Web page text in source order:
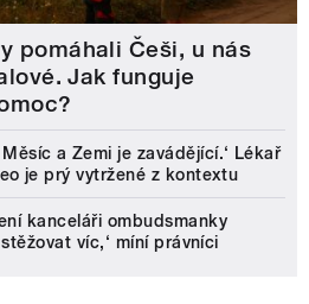
pomáhali Češi, u nás
Jak funguje
Měsíc a Zemi je zavádějící.‘ Lékař
je prý vytržené z kontextu
kanceláři ombudsmanky
víc,‘ míní právníci